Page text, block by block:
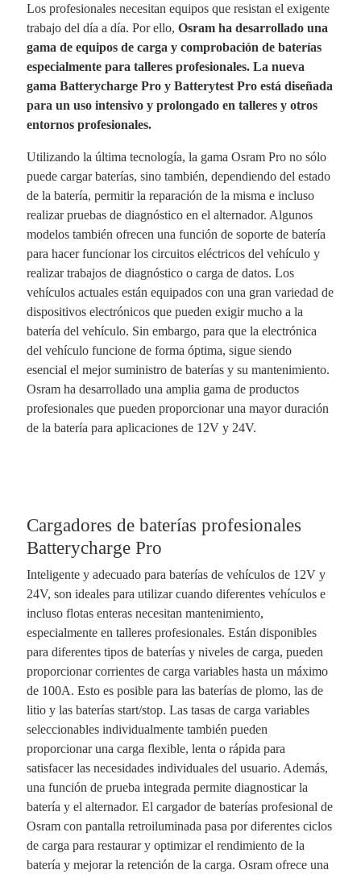
Los profesionales necesitan equipos que resistan el exigente
trabajo del día a día. Por ello, Osram ha desarrollado una
gama de equipos de carga y comprobación de baterías
especialmente para talleres profesionales. La nueva
gama Batterycharge Pro y Batterytest Pro está diseñada
para un uso intensivo y prolongado en talleres y otros
entornos profesionales.
Utilizando la última tecnología, la gama Osram Pro no sólo
puede cargar baterías, sino también, dependiendo del estado
de la batería, permitir la reparación de la misma e incluso
realizar pruebas de diagnóstico en el alternador. Algunos
modelos también ofrecen una función de soporte de batería
para hacer funcionar los circuitos eléctricos del vehículo y
realizar trabajos de diagnóstico o carga de datos. Los
vehículos actuales están equipados con una gran variedad de
dispositivos electrónicos que pueden exigir mucho a la
batería del vehículo. Sin embargo, para que la electrónica
del vehículo funcione de forma óptima, sigue siendo
esencial el mejor suministro de baterías y su mantenimiento.
Osram ha desarrollado una amplia gama de productos
profesionales que pueden proporcionar una mayor duración
de la batería para aplicaciones de 12V y 24V.
Cargadores de baterías profesionales
Batterycharge Pro
Inteligente y adecuado para baterías de vehículos de 12V y
24V, son ideales para utilizar cuando diferentes vehículos e
incluso flotas enteras necesitan mantenimiento,
especialmente en talleres profesionales. Están disponibles
para diferentes tipos de baterías y niveles de carga, pueden
proporcionar corrientes de carga variables hasta un máximo
de 100A. Esto es posible para las baterías de plomo, las de
litio y las baterías start/stop. Las tasas de carga variables
seleccionables individualmente también pueden
proporcionar una carga flexible, lenta o rápida para
satisfacer las necesidades individuales del usuario. Además,
una función de prueba integrada permite diagnosticar la
batería y el alternador. El cargador de baterías profesional de
Osram con pantalla retroiluminada pasa por diferentes ciclos
de carga para restaurar y optimizar el rendimiento de la
batería y mejorar la retención de la carga. Osram ofrece una